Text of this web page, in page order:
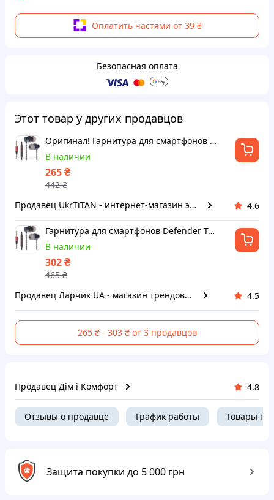
Оплатить частями от 39 ₴
Безопасная оплата
Этот товар у других продавцов
Оригинал! Гарнитура для смартфонов Defender Tanto черно-серая, кабель 1.2 м - Высшее утенство!
В наличии
265₴
442₴
Продавец UkrTiTAN - интернет-магазин электроники и компьютерной техники
4.6
Гарнитура для смартфонов Defender Tanto черно-серая, кабель 1.2 м
В наличии
302₴
465₴
Продавец Ларчик UA - магазин трендовых товаров
4.5
265 ₴ - 303 ₴ от 3 продавцов
Продавец Дім і Комфорт 4.8
Отзывы о продавце График работы Товары
Защита покупки до 5 000 грн